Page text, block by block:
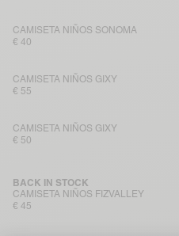
CAMISETA NIÑOS SONOMA
€ 40
CAMISETA NIÑOS GIXY
€ 55
CAMISETA NIÑOS GIXY
€ 50
CAMISETA NIÑOS FIZVALLEY
BACK IN STOCK
€ 45